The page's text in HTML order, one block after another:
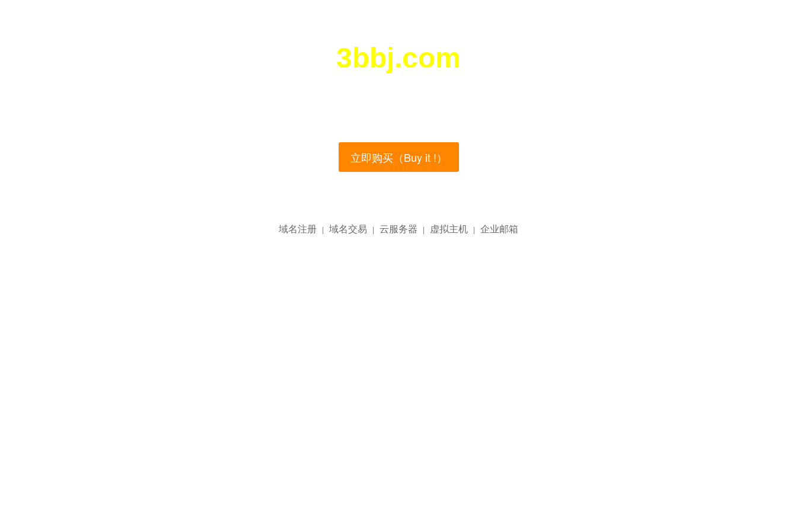
3bbj.com
立即购买（Buy it !）
域名注册 | 域名交易 | 云服务器 | 虚拟主机 | 企业邮箱